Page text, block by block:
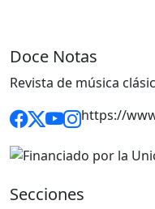
Doce Notas
Revista de música
https://
Secciones